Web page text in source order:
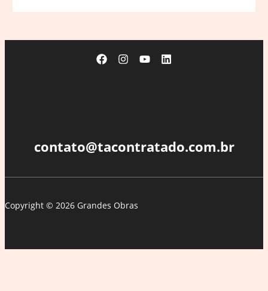
contato@tacontratado.com.br
Copyright © 2026 Grandes Obras